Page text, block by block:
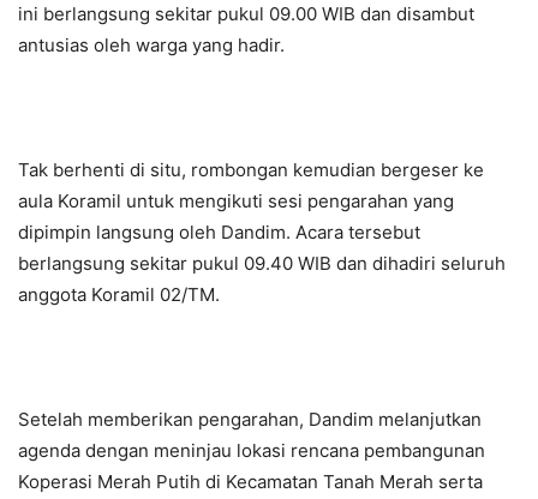
ini berlangsung sekitar pukul 09.00 WIB dan disambut
antusias oleh warga yang hadir.
Tak berhenti di situ, rombongan kemudian bergeser ke
aula Koramil untuk mengikuti sesi pengarahan yang
dipimpin langsung oleh Dandim. Acara tersebut
berlangsung sekitar pukul 09.40 WIB dan dihadiri seluruh
anggota Koramil 02/TM.
Setelah memberikan pengarahan, Dandim melanjutkan
agenda dengan meninjau lokasi rencana pembangunan
Koperasi Merah Putih di Kecamatan Tanah Merah serta